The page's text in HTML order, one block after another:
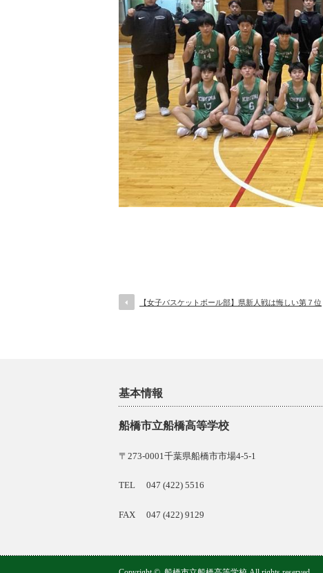
【女子バスケットボール部】県新人戦は悔しい第７位
基本情報
船橋市立船橋高等学校
〒273-0001千葉県船橋市市場4-5-1
TEL 047 (422) 5516
FAX 047 (422) 9129